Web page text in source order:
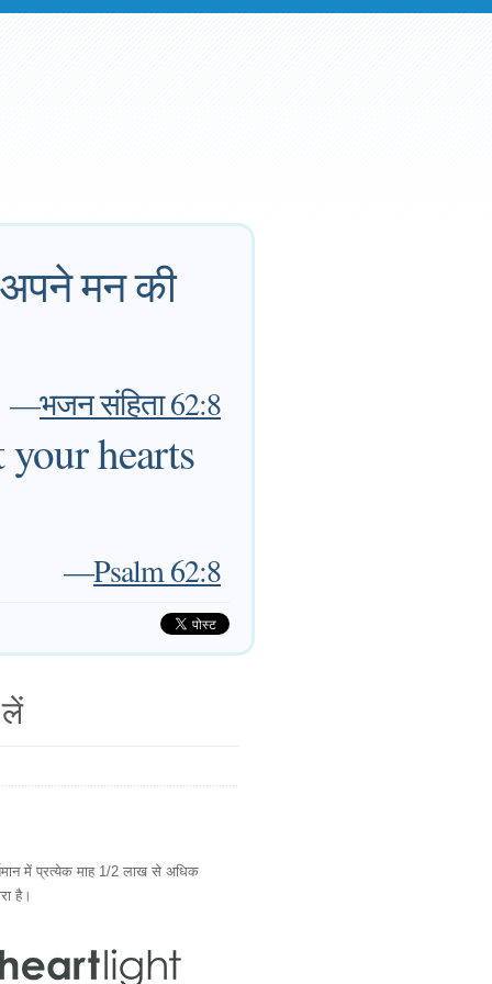
मन की
—भजन संहिता 62:8
hearts
—Psalm 62:8
में प्रत्येक माह 1/2 लाख से अधिक
है।